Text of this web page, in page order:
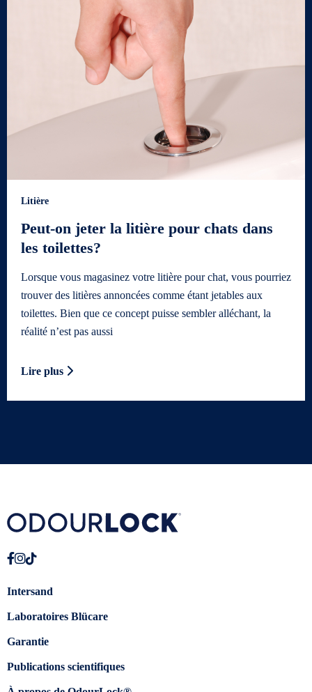
Litière
Peut-on jeter la litière pour chats dans
les toilettes?
Lorsque vous magasinez votre litière pour chat, vous pourriez
trouver des litières annoncées comme étant jetables aux
toilettes. Bien que ce concept puisse sembler alléchant, la
réalité n’est pas aussi
Lire plus
Intersand
Laboratoires Blücare
Garantie
Publications scientifiques